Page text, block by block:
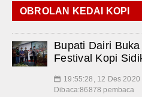
OBROLAN KEDAI KOPI
Bupati Dairi
Festival Kopi
📅 19:55:28, 12 Des 2020
Dibaca:86878 pembaca